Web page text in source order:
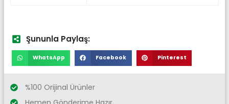
Şununla Paylaş:
WhatsApp Facebook Pinterest
%100 Orijinal Ürünler